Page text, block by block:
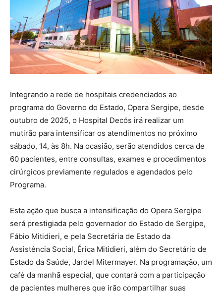
Integrando a rede de hospitais credenciados ao
programa do Governo do Estado, Opera Sergipe, desde
outubro de 2025, o Hospital Decós irá realizar um
mutirão para intensificar os atendimentos no próximo
sábado, 14, às 8h. Na ocasião, serão atendidos cerca de
60 pacientes, entre consultas, exames e procedimentos
cirúrgicos previamente regulados e agendados pelo
Programa.
Esta ação que busca a intensificação do Opera Sergipe
será prestigiada pelo governador do Estado de Sergipe,
Fábio Mitidieri, e pela Secretária de Estado da
Assistência Social, Érica Mitidieri, além do Secretário de
Estado da Saúde, Jardel Mitermayer. Na programação, um
café da manhã especial, que contará com a participação
de pacientes mulheres que irão compartilhar suas